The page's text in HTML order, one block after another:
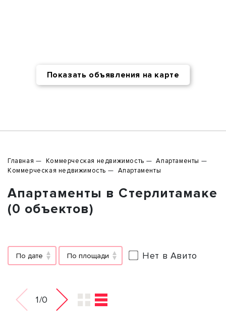
Показать объявления на карте
Главная Коммерческая недвижимость
Апартаменты
Коммерческая недвижимость
Апартаменты
Апартаменты в Стерлитамаке
(0 объектов)
По дате По площади Нет в Авито
1/0